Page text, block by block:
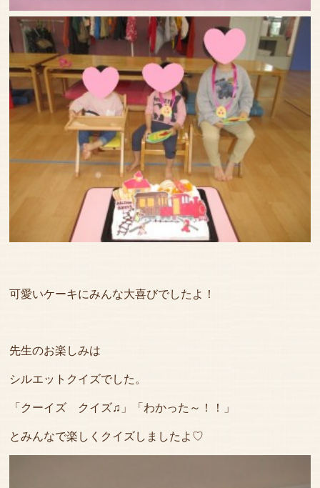
可愛いケーキにみんな大喜びでしたよ！
先生のお楽しみは
シルエットクイズでした。
「クーイズ クイズ♫」「わかった～！！」
とみんなで楽しくクイズしましたよ♡